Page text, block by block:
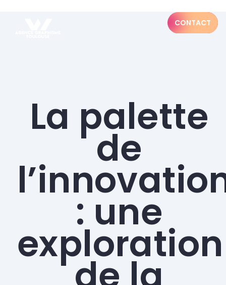
CONTACT
La palette
de
: une
exploration